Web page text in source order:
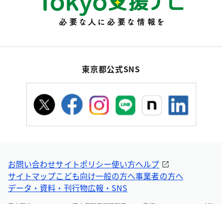
東京都公式SNS
お問い合わせサイトポリシー使い方ヘルプ
サイトマップこども向け一般の方へ事業者の方へ
データ・資料・刊行物広報・SNS